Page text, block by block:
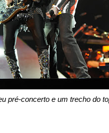
pré-concerto e um trecho do